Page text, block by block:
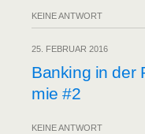
KEINE ANTWORT
25. FEBRUAR 2016
Ban­king in der
mie #2
KEINE ANTWORT